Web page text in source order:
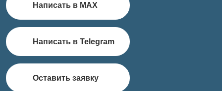
Написать в MAX
Написать в Telegram
Оставить заявку